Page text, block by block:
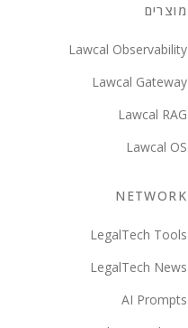
מוצרים
Lawcal Observability
Lawcal Gateway
Lawcal RAG
Lawcal OS
NETWORK
LegalTech Tools
LegalTech News
AI Prompts